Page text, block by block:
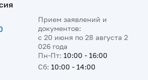
Прием заявлений и
документов:
с 20 июня по 28 августа 2
026 года
Пн-Пт: 10:00 - 16:00
Сб: 10:00 - 14:00